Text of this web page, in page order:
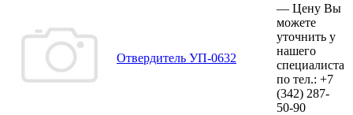
Отвердитель УП-0632
— Цену Вы
можете
уточнить у
нашего
специалиста
по тел.: +7
(342) 287-
50-90